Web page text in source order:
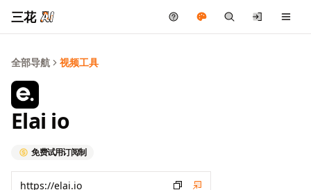
三花
全部导航 视频工具
Elai io
免费试用订阅制